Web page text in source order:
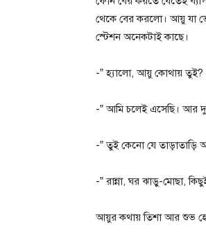
থেকে বের করলো। আয়ু যা
স্টেশন অনেকটাই কাছে।
-” হ্যালো, আয়ু কোথায় তুই?
-” আমি চলেই এসেছি। আর
-” তুই কেনো যে তাড়াতাড়ি
-” রান্না, ঘর ঝাড়ু-মোছা,
আয়ুর কথায় তিশা আর শুভ